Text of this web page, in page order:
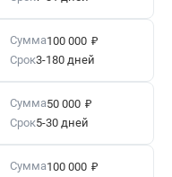
Сумма100 000 ₽
Срок3-180 дней
Сумма50 000 ₽
Срок5-30 дней
Сумма100 000 ₽